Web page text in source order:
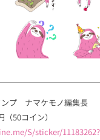
ンプ ナマケモノ編集長
（50コイン）
S/sticker/